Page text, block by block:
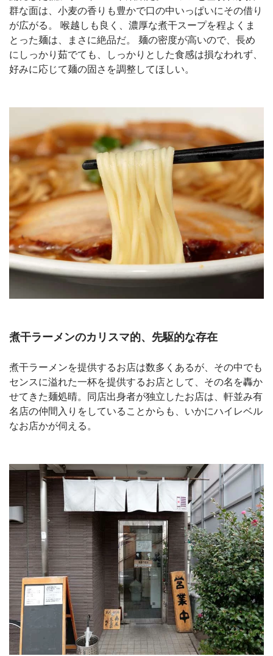
群な面は、小麦の香りも豊かで口の中いっぱいにその借り
が広がる。 喉越しも良く、濃厚な煮干スープを程よくま
とった麺は、まさに絶品だ。 麺の密度が高いので、長め
にしっかり茹でても、しっかりとした食感は損なわれず、
好みに応じて麺の固さを調整してほしい。
煮干ラーメンのカリスマ的、先駆的な存在
煮干ラーメンを提供するお店は数多くあるが、その中でも
センスに溢れた一杯を提供するお店として、その名を轟か
せてきた麺処晴。同店出身者が独立したお店は、軒並み有
名店の仲間入りをしていることからも、いかにハイレベル
なお店かが伺える。